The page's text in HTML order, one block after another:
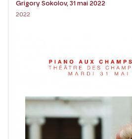
Grigory Sokolov, 31 mai 2022
2022